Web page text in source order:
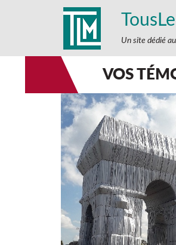
Un site dédié
VOS